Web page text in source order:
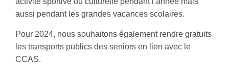
aussi pendant les grandes vacances scolaires.
Pour 2024, nous souhaitons également rendre gratuits
les transports publics des seniors en lien avec le
CCAS.